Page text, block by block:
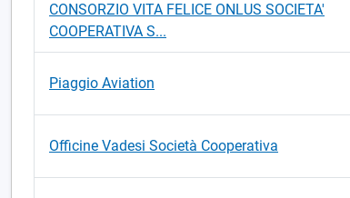
CONSORZIO VITA FELICE ONLUS SOCIETA'
COOPERATIVA S...
Piaggio Aviation
Officine Vadesi Società Cooperativa